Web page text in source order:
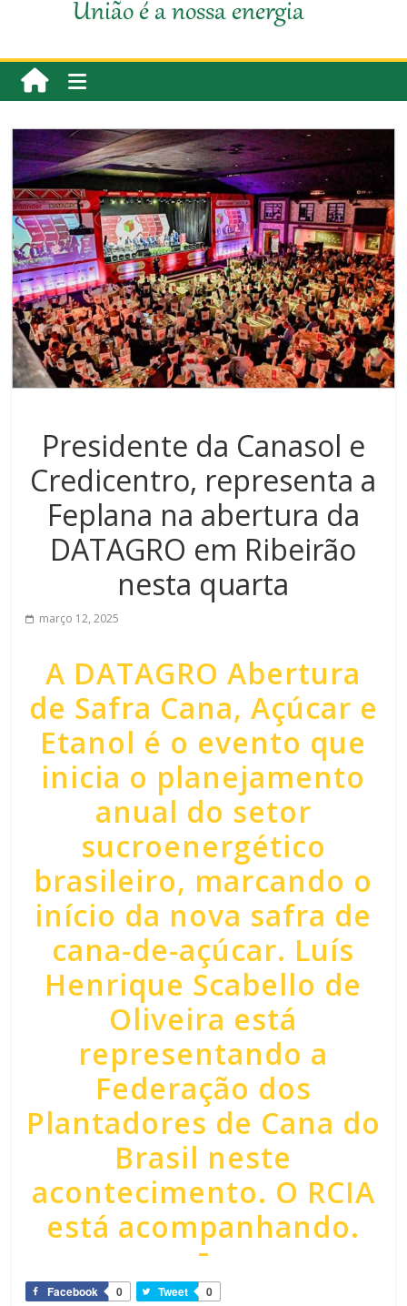
União é a nossa energia
Presidente da Canasol e
Credicentro, representa a
Feplana na abertura da
DATAGRO em Ribeirão
nesta quarta
março 12, 2025
A DATAGRO Abertura
de Safra Cana, Açúcar e
Etanol é o evento que
inicia o planejamento
anual do setor
sucroenergético
brasileiro, marcando o
início da nova safra de
cana-de-açúcar. Luís
Henrique Scabello de
Oliveira está
representando a
Federação dos
Plantadores de Cana do
Brasil neste
acontecimento. O RCIA
está acompanhando.
Facebook 0 Tweet 0